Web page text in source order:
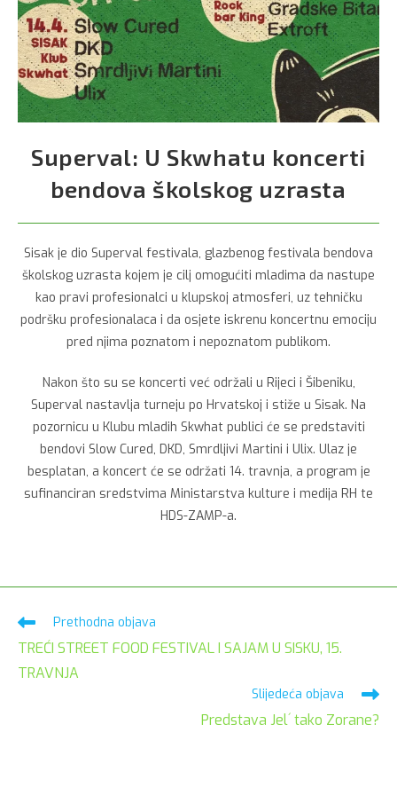
Superval: U Skwhatu koncerti
bendova školskog uzrasta
Sisak je dio Superval festivala, glazbenog festivala bendova
školskog uzrasta kojem je cilj omogućiti mladima da nastupe
kao pravi profesionalci u klupskoj atmosferi, uz tehničku
podršku profesionalaca i da osjete iskrenu koncertnu emociju
pred njima poznatom i nepoznatom publikom.
Nakon što su se koncerti već održali u Rijeci i Šibeniku,
Superval nastavlja turneju po Hrvatskoj i stiže u Sisak. Na
pozornicu u Klubu mladih Skwhat publici će se predstaviti
bendovi Slow Cured, DKD, Smrdljivi Martini i Ulix. Ulaz je
besplatan, a koncert će se održati 14. travnja, a program je
sufinanciran sredstvima Ministarstva kulture i medija RH te
HDS-ZAMP-a.
Pročitaj
članaka
Prethodna objava
TREĆI STREET FOOD FESTIVAL I SAJAM U SISKU, 15.
TRAVNJA
Slijedeća objava
Predstava Jel´ tako Zorane?